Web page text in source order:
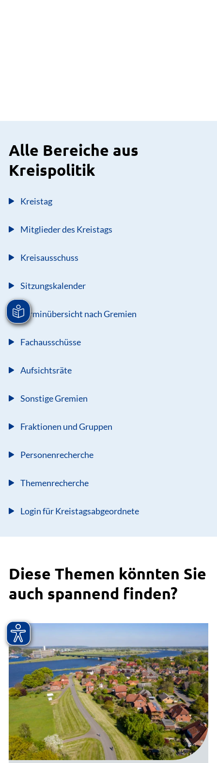
Alle Bereiche aus
Kreispolitik
Kreistag
Mitglieder des Kreistags
Kreisausschuss
Sitzungskalender
Terminübersicht nach Gremien
Fachausschüsse
Aufsichtsräte
Sonstige Gremien
Fraktionen und Gruppen
Personenrecherche
Themenrecherche
Login für Kreistagsabgeordnete
Diese Themen könnten Sie
auch spannend finden?